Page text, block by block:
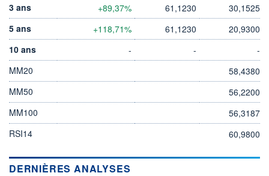
3 ans
+89,37% 61,1230
30,1525
5 ans
+118,71% 61,1230
20,9300
10 ans
- -
-
MM20
58,4380
MM50
56,2200
MM100
56,3187
RSI14
60,9800
DERNIÈRES ANALYSES